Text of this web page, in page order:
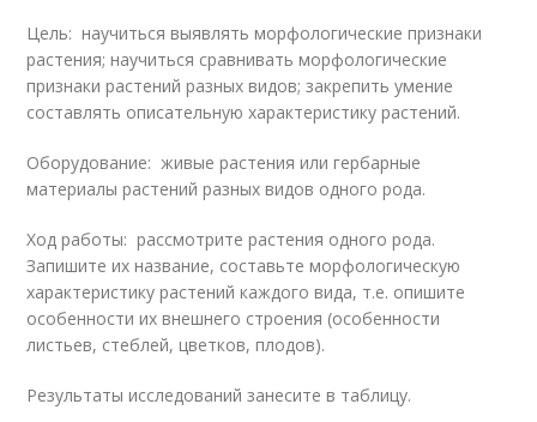
Цель: научиться выявлять морфологические признаки
растения; научиться сравнивать морфологические
признаки растений разных видов; закрепить умение
составлять описательную характеристику растений.
Оборудование: живые растения или гербарные
материалы растений разных видов одного рода.
Ход работы: рассмотрите растения одного рода.
Запишите их название, составьте морфологическую
характеристику растений каждого вида, т.е. опишите
особенности их внешнего строения (особенности
листьев, стеблей, цветков, плодов).
Результаты исследований занесите в таблицу.